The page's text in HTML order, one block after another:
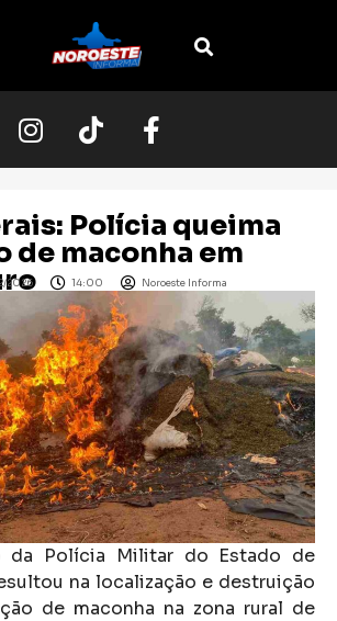
Polícia queima
de maconha em
2026 14:00 Noroeste Informa
da Polícia Militar do Estado de
na localização e destruição
de maconha na zona rural de